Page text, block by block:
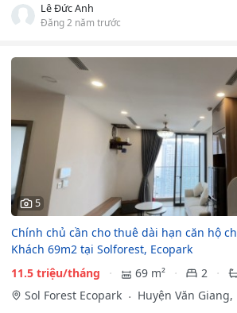
Lê Đức Anh
Đăng 2 năm trước
5
Chính chủ cần cho thuê dài hạn căn hộ
Khách 69m2 tại Solforest, Ecopark
11.5 triệu/tháng
69 m² 2
Sol Forest Ecopark
Huyện Văn Giang,